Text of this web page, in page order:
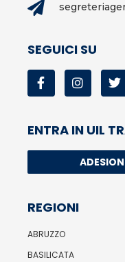
SEGUICI SU
ENTRA IN UIL
REGIONI
ABRUZZO
BASILICATA